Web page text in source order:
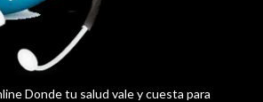
Donde tu salud vale y cuesta para